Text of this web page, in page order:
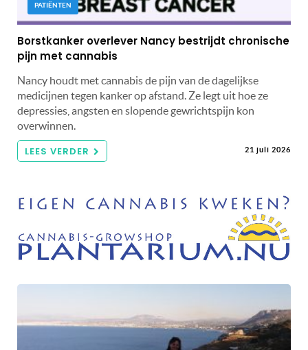
PATIËNTEN
Borstkanker overlever Nancy bestrijdt chronische
pijn met cannabis
Nancy houdt met cannabis de pijn van de dagelijkse
medicijnen tegen kanker op afstand. Ze legt uit hoe ze
depressies, angsten en slopende gewrichtspijn kon
overwinnen.
LEES VERDER 21 juli 2026